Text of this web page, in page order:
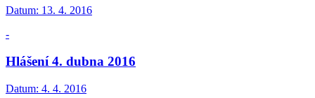
Datum: 13. 4. 2016
-
Hlášení 4. dubna 2016
Datum: 4. 4. 2016